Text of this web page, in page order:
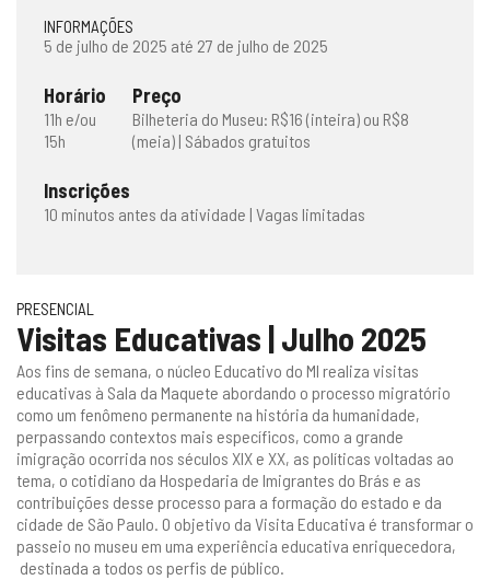
INFORMAÇÕES
5 de julho de 2025 até 27 de julho de 2025
Horário
11h e/ou
15h
Preço
Bilheteria do Museu: R$16 (inteira) ou R$8
(meia) | Sábados gratuitos
Inscrições
10 minutos antes da atividade | Vagas limitadas
PRESENCIAL
Visitas Educativas | Julho 2025
Aos fins de semana, o núcleo Educativo do MI realiza visitas
educativas à Sala da Maquete abordando o processo migratório
como um fenômeno permanente na história da humanidade,
perpassando contextos mais específicos, como a grande
imigração ocorrida nos séculos XIX e XX, as políticas voltadas ao
tema, o cotidiano da Hospedaria de Imigrantes do Brás e as
contribuições desse processo para a formação do estado e da
cidade de São Paulo. O objetivo da Visita Educativa é transformar o
passeio no museu em uma experiência educativa enriquecedora,
destinada a todos os perfis de público.